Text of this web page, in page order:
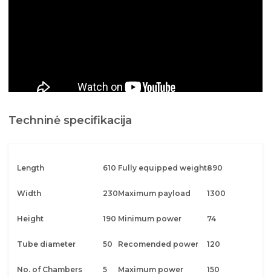
Techninė specifikacija
Length 610 Fully equipped weight890
Width 230Maximum payload 1300
Height 190 Minimum power 74
Tube diameter 50 Recomended power 120
No. of Chambers 5 Maximum power 150